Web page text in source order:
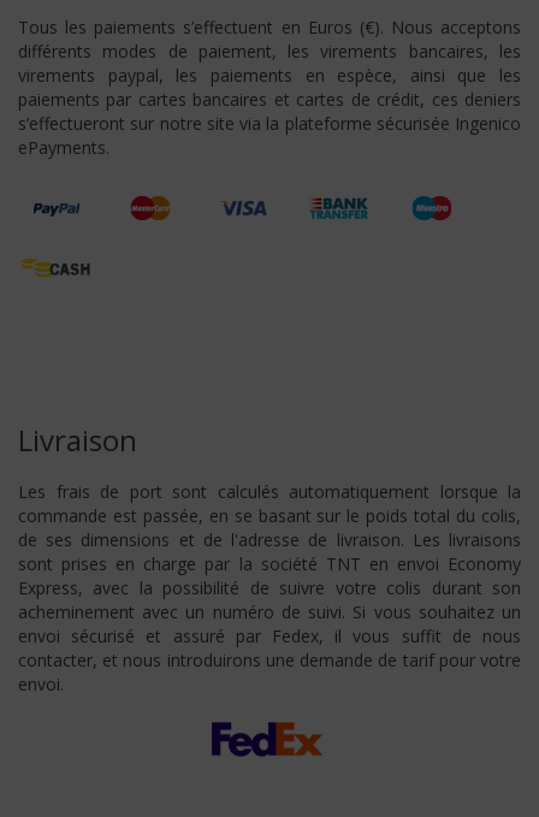
Tous les paiements s’effectuent en Euros (€). Nous acceptons
différents modes de paiement, les virements bancaires, les
virements paypal, les paiements en espèce, ainsi que les
paiements par cartes bancaires et cartes de crédit, ces deniers
s’effectueront sur notre site via la plateforme sécurisée Ingenico
ePayments.
Livraison
Les frais de port sont calculés automatiquement lorsque la
commande est passée, en se basant sur le poids total du colis,
de ses dimensions et de l'adresse de livraison. Les livraisons
sont prises en charge par la société TNT en envoi Economy
Express, avec la possibilité de suivre votre colis durant son
acheminement avec un numéro de suivi. Si vous souhaitez un
envoi sécurisé et assuré par Fedex, il vous suffit de nous
contacter, et nous introduirons une demande de tarif pour votre
envoi.